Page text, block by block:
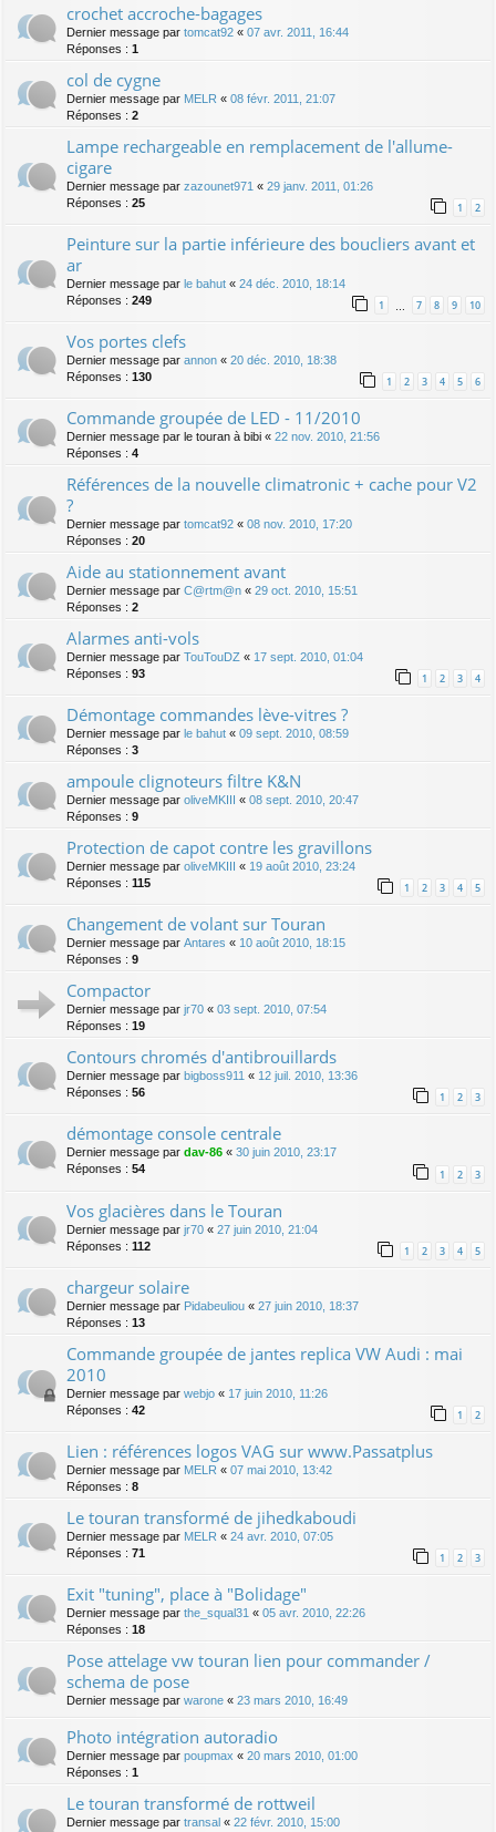
crochet accroche-bagages
Dernier message par tomcat92 « 07 avr. 2011, 16:44
Réponses : 1
col de cygne
Dernier message par MELR « 08 févr. 2011, 21:07
Réponses : 2
Lampe rechargeable en remplacement de l'allume-
cigare
Dernier message par zazounet971 « 29 janv. 2011, 01:26
Réponses : 25 1 2
Peinture sur la partie inférieure des boucliers avant et
ar
Dernier message par le bahut « 24 déc. 2010, 18:14
Réponses : 249 1 … 7 8 9 10
Vos portes clefs
Dernier message par annon « 20 déc. 2010, 18:38
Réponses : 130 1 2 3 4 5 6
Commande groupée de LED - 11/2010
Dernier message par le touran à bibi « 22 nov. 2010, 21:56
Réponses : 4
Références de la nouvelle climatronic + cache pour V2
?
Dernier message par tomcat92 « 08 nov. 2010, 17:20
Réponses : 20
Aide au stationnement avant
Dernier message par C@rtm@n « 29 oct. 2010, 15:51
Réponses : 2
Alarmes anti-vols
Dernier message par TouTouDZ « 17 sept. 2010, 01:04
Réponses : 93 1 2 3 4
Démontage commandes lève-vitres ?
Dernier message par le bahut « 09 sept. 2010, 08:59
Réponses : 3
ampoule clignoteurs filtre K&N
Dernier message par oliveMKIII « 08 sept. 2010, 20:47
Réponses : 9
Protection de capot contre les gravillons
Dernier message par oliveMKIII « 19 août 2010, 23:24
Réponses : 115 1 2 3 4 5
Changement de volant sur Touran
Dernier message par Antares « 10 août 2010, 18:15
Réponses : 9
Compactor
Dernier message par jr70 « 03 sept. 2010, 07:54
Réponses : 19
Contours chromés d'antibrouillards
Dernier message par bigboss911 « 12 juil. 2010, 13:36
Réponses : 56 1 2 3
démontage console centrale
Dernier message par dav-86 « 30 juin 2010, 23:17
Réponses : 54 1 2 3
Vos glacières dans le Touran
Dernier message par jr70 « 27 juin 2010, 21:04
Réponses : 112 1 2 3 4 5
chargeur solaire
Dernier message par Pidabeuliou « 27 juin 2010, 18:37
Réponses : 13
Commande groupée de jantes replica VW Audi : mai
2010
Dernier message par webjo « 17 juin 2010, 11:26
Réponses : 42 1 2
Lien : références logos VAG sur www.Passatplus
Dernier message par MELR « 07 mai 2010, 13:42
Réponses : 8
Le touran transformé de jihedkaboudi
Dernier message par MELR « 24 avr. 2010, 07:05
Réponses : 71 1 2 3
Exit "tuning", place à "Bolidage"
Dernier message par the_squal31 « 05 avr. 2010, 22:26
Réponses : 18
Pose attelage vw touran lien pour commander /
schema de pose
Dernier message par warone « 23 mars 2010, 16:49
Photo intégration autoradio
Dernier message par poupmax « 20 mars 2010, 01:00
Réponses : 1
Le touran transformé de rottweil
Dernier message par transal « 22 févr. 2010, 15:00